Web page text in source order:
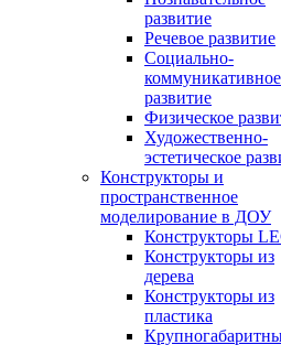
развитие
Речевое развитие
Социально-
коммуникативное
развитие
Физическое
Художественно-
эстетическое
Конструкторы и
пространственное
моделирование в ДОУ
Конструкторы
Конструкторы из
дерева
Конструкторы из
пластика